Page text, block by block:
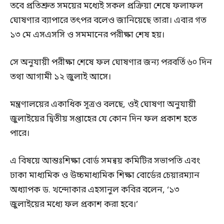
তবে প্রতিশ্রুত সময়ের মধ্যেই সকল প্রক্রিয়া শেষে ফলাফল
ঘোষণার ব্যাপারে তৎপর বলেও জানিয়েছে তারা। এবার গত
১৩ মে এসএসসি ও সমমানের পরীক্ষা শেষ হয়।
সে অনুযায়ী পরীক্ষা শেষে ফল ঘোষণার জন্য পরবর্তি ৬০ দিন
তথা আগামী ১২ জুলাই আসে।
মন্ত্রণালয়ের একাধিক সূত্রও বলছে, ওই ঘোষণা অনুযায়ী
জুলাইয়ের দ্বিতীয় সপ্তাহের যে কোন দিন ফল প্রকাশ হতে
পারে।
এ বিষয়ে আন্তঃশিক্ষা বোর্ড সমন্বয় কমিটির সভাপতি এবং
ঢাকা মাধ্যমিক ও উচ্চমাধ্যমিক শিক্ষা বোর্ডের চেয়ারম্যান
অধ্যাপক ড. খন্দোকার এহসানুল কবির বলেন, ‘১৩
জুলাইয়ের মধ্যে ফল প্রকাশ করা হবে।’